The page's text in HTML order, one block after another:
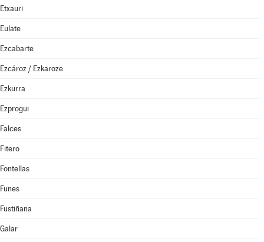
Etxauri
Eulate
Ezcabarte
Ezcároz / Ezkaroze
Ezkurra
Ezprogui
Falces
Fitero
Fontellas
Funes
Fustiñana
Galar